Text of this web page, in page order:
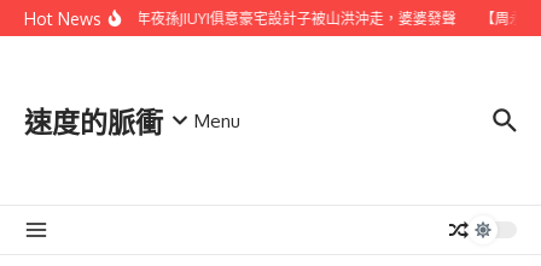
Skip to content
Hot News兒媳和年夜孫JIUYI俱意豪宅設計子被山洪沖走，婆婆發聲 【周永
速度的脈衝 Menu